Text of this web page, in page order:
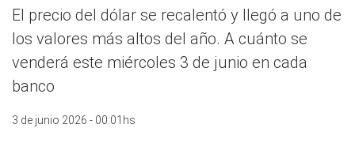
El precio del dólar se recalentó y llegó a uno de
los valores más altos del año. A cuánto se
venderá este miércoles 3 de junio en cada
banco
3 de junio 2026 - 00:01hs